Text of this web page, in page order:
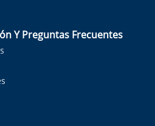
Y Preguntas Frecuentes